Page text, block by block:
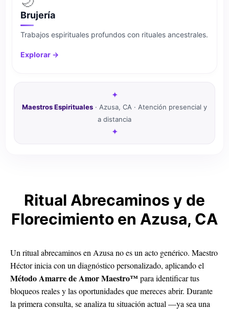
Brujería
Trabajos espirituales profundos con rituales ancestrales.
Explorar →
✦
Maestros Espirituales · Azusa, CA · Atención presencial y
a distancia
✦
Ritual Abrecaminos y de
Florecimiento en Azusa, CA
Un ritual abrecaminos en Azusa no es un acto genérico. Maestro
Héctor inicia con un diagnóstico personalizado, aplicando el
Método Amarre de Amor Maestro™para identificar tus
bloqueos reales y las oportunidades que mereces abrir. Durante
la primera consulta, se analiza tu situación actual —ya sea una